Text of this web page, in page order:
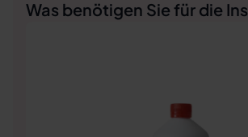
Was benötigen Sie für die